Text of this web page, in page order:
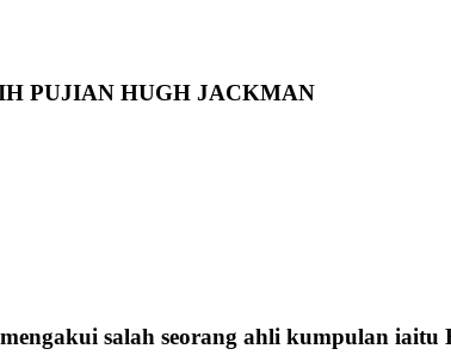
PUJIAN HUGH JACKMAN
salah seorang ahli kumpulan